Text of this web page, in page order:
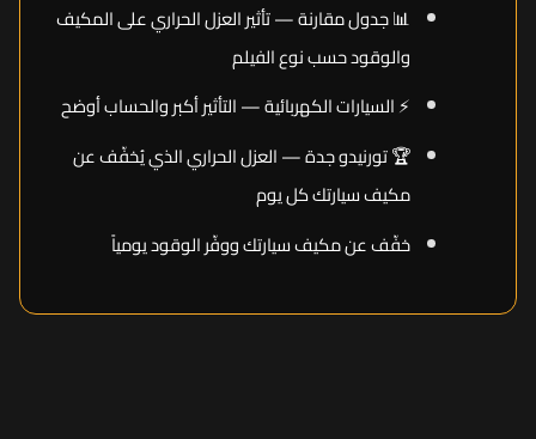
📊 جدول مقارنة — تأثير العزل الحراري على المكيف
والوقود حسب نوع الفيلم
⚡ السيارات الكهربائية — التأثير أكبر والحساب أوضح
🏆 تورنيدو جدة — العزل الحراري الذي يُخفّف عن
مكيف سيارتك كل يوم
خفّف عن مكيف سيارتك ووفّر الوقود يومياً